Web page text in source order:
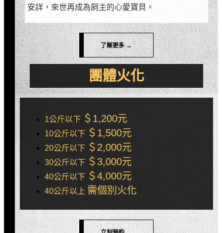
安詳，來世再成為飼主的心愛寶貝。
了解更多 →
團體火化
1公斤以下 ＄1,200元
10公斤以下 ＄1,500元
20公斤以下 ＄2,000元
30公斤以下 ＄3,000元
40公斤以下 ＄4,000元
40公斤以上 需個別火化